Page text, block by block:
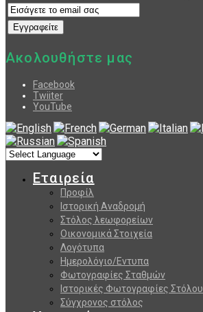
Ακολουθήστε μας
Facebook
Twiiter
YouTube
Εταιρεία
Προφίλ
Ιστορική Αναδρομή
Στόλος λεωφορείων
Οικονομικά Στοιχεία
Λογότυπα
Ημερολόγιο/Εντυπα
Φωτογραφίες Σταθμών
Ιστορικές Φωτογραφίες Στόλου
Σύγχρονος στόλος